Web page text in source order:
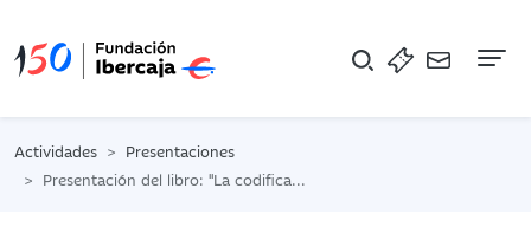
Actividades
Presentaciones
Presentación del libro: "La codificación de la realidad"